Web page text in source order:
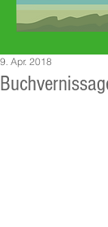
9. Apr. 2018